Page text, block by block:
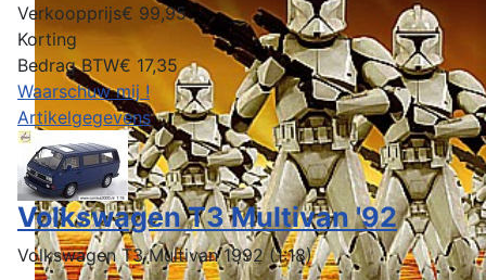
Verkoopprijs€ 99,95
Korting
Bedrag BTW€ 17,35
Waarschuw mij !
Artikelgegevens
Volkswagen T3 Multivan '92
Volkswagen T3 Multivan 1992 (1:18)